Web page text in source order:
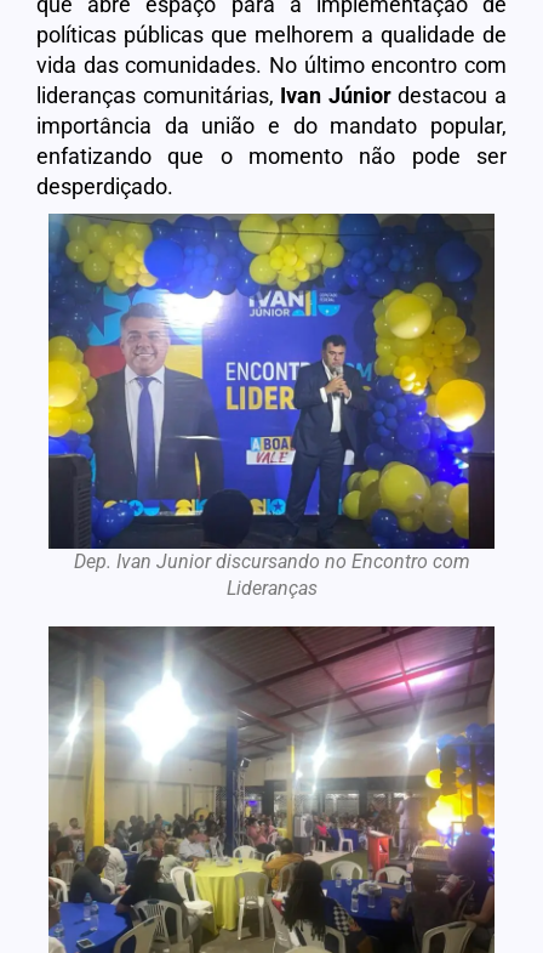
políticas públicas que melhorem a qualidade de
vida das comunidades. No último encontro com
lideranças comunitárias, Ivan Júniordestacou a
importância da união e do mandato popular,
enfatizando que o momento não pode ser
desperdiçado.
Dep. Ivan Junior discursando no Encontro com
Lideranças